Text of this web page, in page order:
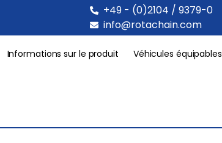
+49 - (0)2104 / 9379-0
info@rotachain.com
Informations sur le produit Véhicules équipables